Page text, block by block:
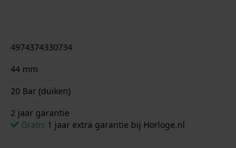
4974374330734
44 mm
20 Bar (duiken)
2 jaar garantie
Gratis 1 jaar extra garantie bij Horloge.nl